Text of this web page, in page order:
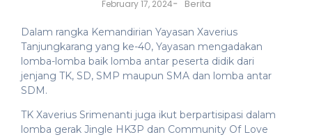
February 17, 2024- Berita
Dalam rangka Kemandirian Yayasan Xaverius
Tanjungkarang yang ke-40, Yayasan mengadakan
lomba-lomba baik lomba antar peserta didik dari
jenjang TK, SD, SMP maupun SMA dan lomba antar
SDM.
TK Xaverius Srimenanti juga ikut berpartisipasi dalam
lomba gerak Jingle HK3P dan Community Of Love